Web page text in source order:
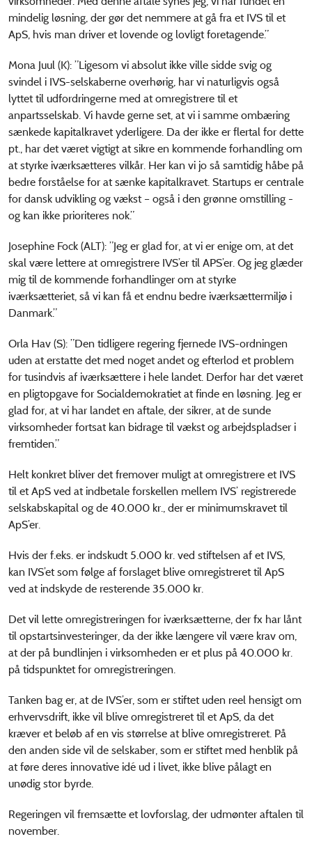
mindelig løsning, der gør det nemmere at gå fra et IVS til et
ApS, hvis man driver et lovende og lovligt foretagende.”
Mona Juul (K): ”Ligesom vi absolut ikke ville sidde svig og
svindel i IVS-selskaberne overhørig, har vi naturligvis også
lyttet til udfordringerne med at omregistrere til et
anpartsselskab. Vi havde gerne set, at vi i samme ombæring
sænkede kapitalkravet yderligere. Da der ikke er flertal for dette
pt., har det været vigtigt at sikre en kommende forhandling om
at styrke iværksætteres vilkår. Her kan vi jo så samtidig håbe på
bedre forståelse for at sænke kapitalkravet. Startups er centrale
for dansk udvikling og vækst – også i den grønne omstilling -
og kan ikke prioriteres nok.”
Josephine Fock (ALT): ”Jeg er glad for, at vi er enige om, at det
skal være lettere at omregistrere IVS’er til APS’er. Og jeg glæder
mig til de kommende forhandlinger om at styrke
iværksætteriet, så vi kan få et endnu bedre iværksættermiljø i
Danmark.”
Orla Hav (S): ”Den tidligere regering fjernede IVS-ordningen
uden at erstatte det med noget andet og efterlod et problem
for tusindvis af iværksættere i hele landet. Derfor har det været
en pligtopgave for Socialdemokratiet at finde en løsning. Jeg er
glad for, at vi har landet en aftale, der sikrer, at de sunde
virksomheder fortsat kan bidrage til vækst og arbejdspladser i
fremtiden.”
Helt konkret bliver det fremover muligt at omregistrere et IVS
til et ApS ved at indbetale forskellen mellem IVS’ registrerede
selskabskapital og de 40.000 kr., der er minimumskravet til
ApS’er.
Hvis der f.eks. er indskudt 5.000 kr. ved stiftelsen af et IVS,
kan IVS’et som følge af forslaget blive omregistreret til ApS
ved at indskyde de resterende 35.000 kr.
Det vil lette omregistreringen for iværksætterne, der fx har lånt
til opstartsinvesteringer, da der ikke længere vil være krav om,
at der på bundlinjen i virksomheden er et plus på 40.000 kr.
på tidspunktet for omregistreringen.
Tanken bag er, at de IVS’er, som er stiftet uden reel hensigt om
erhvervsdrift, ikke vil blive omregistreret til et ApS, da det
kræver et beløb af en vis størrelse at blive omregistreret. På
den anden side vil de selskaber, som er stiftet med henblik på
at føre deres innovative idé ud i livet, ikke blive pålagt en
unødig stor byrde.
Regeringen vil fremsætte et lovforslag, der udmønter aftalen til
november.